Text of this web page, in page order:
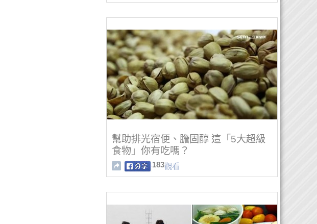
幫助排光宿便、膽固醇 這「5大超級
食物」你有吃嗎？
183觀看